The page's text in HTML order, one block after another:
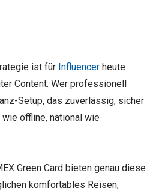
ist für Influencer heute
Content. Wer professionell
Setup, das zuverlässig, sicher
offline, national wie
Green Card bieten genau diese
komfortables Reisen,